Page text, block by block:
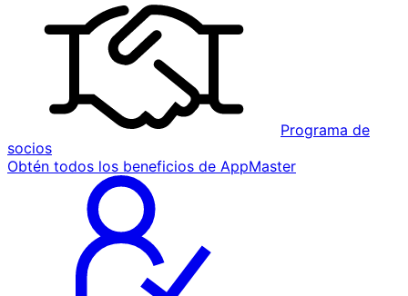
Programa de
socios
Obtén todos los beneficios de AppMaster